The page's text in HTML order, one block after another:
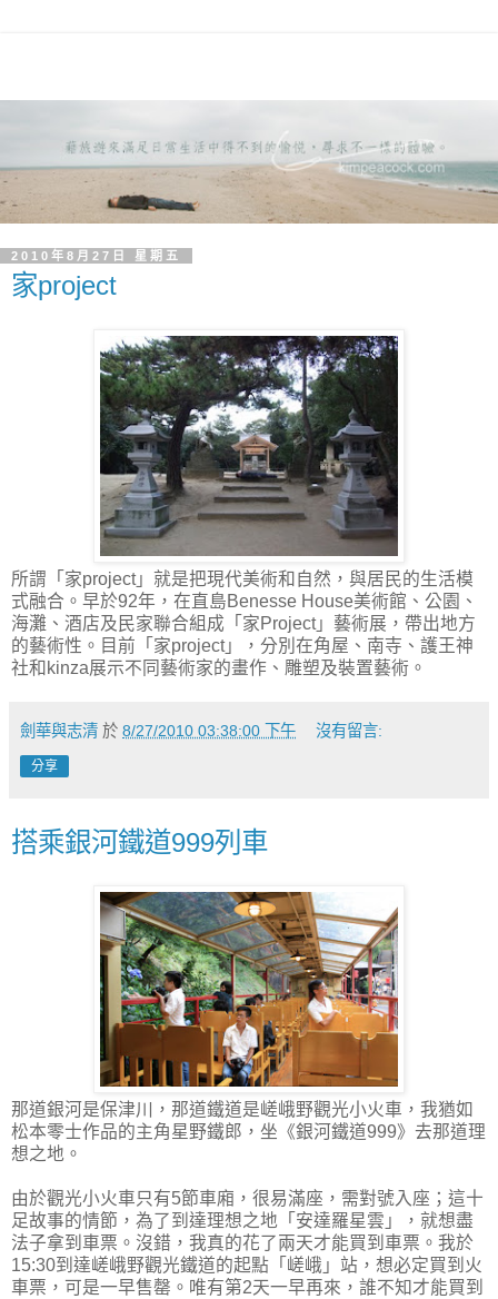
2010年8月27日 星期五
家project
所謂「家project」就是把現代美術和自然，與居民的生活模
式融合。早於92年，在直島Benesse House美術館、公園、
海灘、酒店及民家聯合組成「家Project」藝術展，帶出地方
的藝術性。目前「家project」，分別在角屋、南寺、護王神
社和kinza展示不同藝術家的畫作、雕塑及裝置藝術。
劍華與志清 於 8/27/2010 03:38:00 下午 沒有留言:
分享
搭乘銀河鐵道999列車
那道銀河是保津川，那道鐵道是嵯峨野觀光小火車，我猶如
松本零士作品的主角星野鐵郎，坐《銀河鐵道999》去那道理
想之地。
由於觀光小火車只有5節車廂，很易滿座，需對號入座；這十
足故事的情節，為了到達理想之地「安達羅星雲」，就想盡
法子拿到車票。沒錯，我真的花了兩天才能買到車票。我於
15:30到達嵯峨野觀光鐵道的起點「嵯峨」站，想必定買到火
車票，可是一早售罄。唯有第2天一早再來，誰不知才能買到